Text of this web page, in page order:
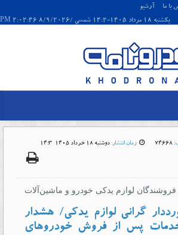
با ما
آرشیو
يکشنبه 18 مرداد 1405-14:2 شمسی /8/9/2026 2:02:46 PM
74668 زمان انتشار: دوشنبه 18 خرداد 1405-14:3
لوازم یدکی خودرو و ماشین‌آلات
گرانی لوازم یدکی/ هشدار
خدمات پس از فروش خودروهای